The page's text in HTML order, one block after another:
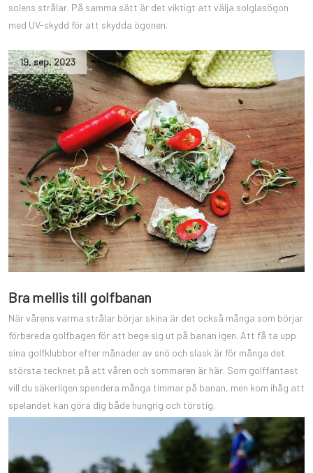
solens strålar. På samma sätt är det viktigt att välja solglasögon
med UV-skydd för att skydda ögonen.
19,sep,2023
Bra mellis till golfbanan
När vårens varma strålar börjar skina är det också många som börjar
förbereda golfbagen för att bege sig ut på banan igen. Att få ta upp
sina golfklubbor efter månader av snö och slask är för många det
största tecknet på att våren och sommaren är här. Som golffantast
vill du säkerligen spendera många timmar på banan, men kom ihåg att
spelandet kan göra dig både hungrig och törstig.